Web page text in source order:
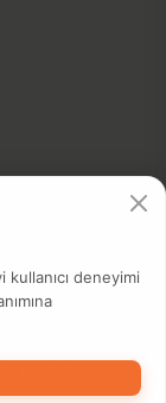
POLITIKASI
deneyimi